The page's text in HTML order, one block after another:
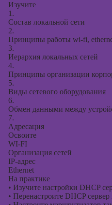
Изучите
1.
Состав локальной сети
2.
Принципы работы wi-fi,
3.
Иерархия локальных сетей
4.
Принципы организации
5.
Виды сетевого оборудования
6.
Обмен данными между
7.
Адресация
Освоите
WI-FI
Организация сетей
IP-адрес
Ethernet
На практике
• Изучите настройки DHCP
• Перенастроите DHCP сервер